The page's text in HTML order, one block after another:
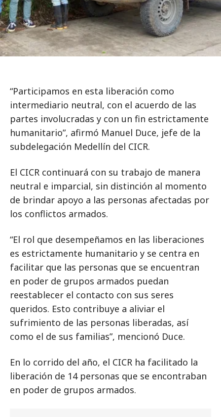
“Participamos en esta liberación como
intermediario neutral, con el acuerdo de las
partes involucradas y con un fin estrictamente
humanitario”, afirmó Manuel Duce, jefe de la
subdelegación Medellín del CICR.
El CICR continuará con su trabajo de manera
neutral e imparcial, sin distinción al momento
de brindar apoyo a las personas afectadas por
los conflictos armados.
“El rol que desempeñamos en las liberaciones
es estrictamente humanitario y se centra en
facilitar que las personas que se encuentran
en poder de grupos armados puedan
reestablecer el contacto con sus seres
queridos. Esto contribuye a aliviar el
sufrimiento de las personas liberadas, así
como el de sus familias”, mencionó Duce.
En lo corrido del año, el CICR ha facilitado la
liberación de 14 personas que se encontraban
en poder de grupos armados.